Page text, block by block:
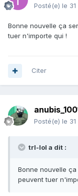
Posté(e) le
Bonne nouvelle ça
tuer n'importe qui !
Citer
Posté(e) le
trl-lol a dit :
Bonne nouvelle
peuvent tuer